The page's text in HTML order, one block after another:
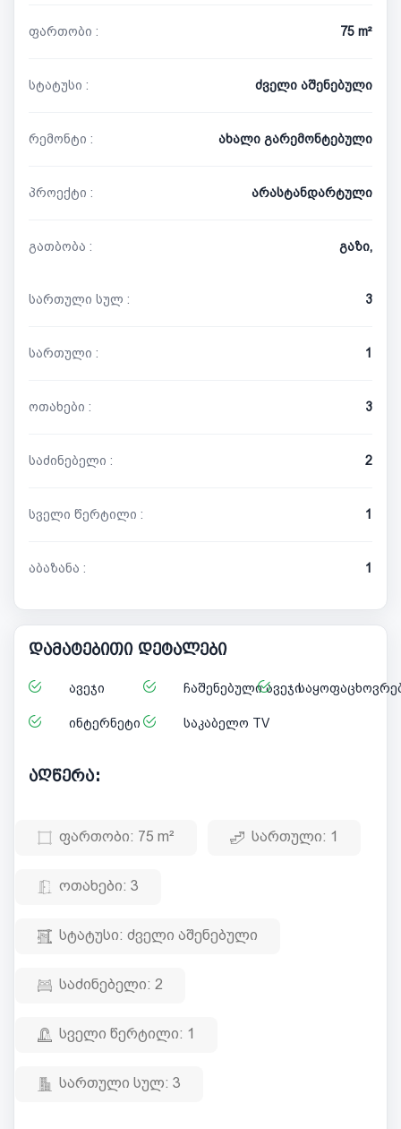
ფართობი : 75 m²
სტატუსი : ძველი აშენებული
რემონტი : ახალი გარემონტებული
პროექტი : არასტანდარტული
გათბობა : გაზი,
სართული სულ : 3
სართული : 1
ოთახები : 3
საძინებელი : 2
სველი წერტილი : 1
აბაზანა : 1
დამატებითი დეტალები
ავეჯი ჩაშენებული ავეჯი
ინტერნეტი საკაბელო TV
აღწერა:
ფართობი: 75 m² სართული: 1
ოთახები: 3
სტატუსი: ძველი აშენებული
საძინებელი: 2
სველი წერტილი: 1
სართული სულ: 3